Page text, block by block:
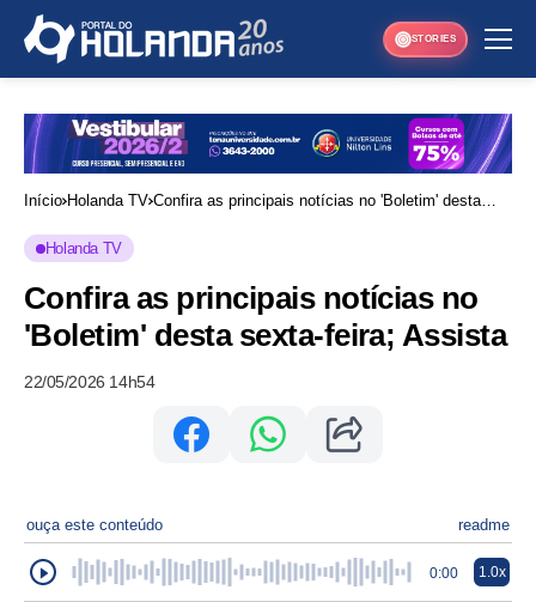
STORIES
Início Holanda TV Confira as principais notícias no 'Boletim' desta
Holanda TV
Confira as principais notícias no
'Boletim' desta sexta-feira; Assista
22/05/2026 14h54
ouça este conteúdo readme
0:00 1.0x